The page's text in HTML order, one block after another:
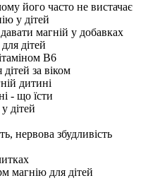
його часто не вистачає
у дітей
магній у добавках
дітей
B6
за віком
дитині
- що їсти
дітей
нервова збудливість
магнію для дітей